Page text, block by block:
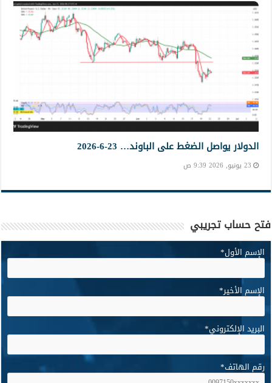
الدولار يواصل الضغط على الباوند… 23-6-2026
23 يونيو, 2026 9:39 ص
فتح حساب تجريبي
الإسم الأول*
الإسم الأخير*
البريد الإلكتروني*
رقم الهاتف*